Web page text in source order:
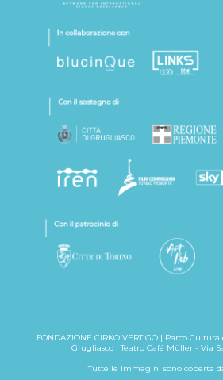
FONDAZIONE CIRKO VERTIGO | Parco
Grugliasco | Teatro Café Müller - Via
Tutte le immagini sono coperte